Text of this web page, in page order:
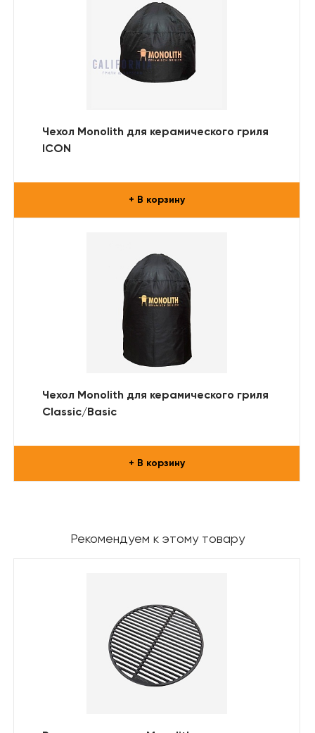
Чехол Monolith для керамического гриля
ICON
+ В корзину
Чехол Monolith для керамического гриля
Classic/Basic
+ В корзину
Рекомендуем к этому товару